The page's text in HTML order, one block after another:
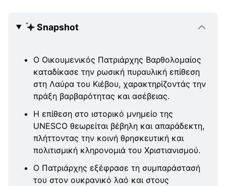
Snapshot
Ο Οικουμενικός Πατριάρχης Βαρθολομαίος
καταδίκασε την ρωσική πυραυλική επίθεση
στη Λαύρα του Κιέβου, χαρακτηρίζοντάς την
πράξη βαρβαρότητας και ασέβειας.
Η επίθεση στο ιστορικό μνημείο της
UNESCO θεωρείται βέβηλη και απαράδεκτη,
πλήττοντας την κοινή θρησκευτική και
πολιτισμική κληρονομιά του Χριστιανισμού.
Ο Πατριάρχης εξέφρασε τη συμπαράστασή
του στον ουκρανικό λαό και στους